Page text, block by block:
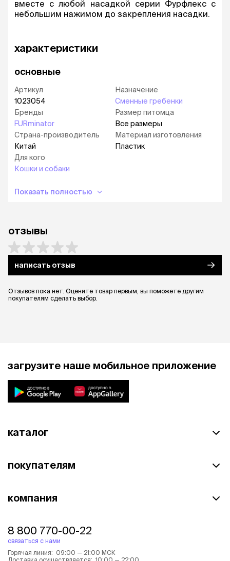
вместе с любой насадкой серии Фурфлекс с
небольшим нажимом до закрепления насадки.
характеристики
основные
Артикул
1023054
Бренды
FURminator
Страна-производитель
Китай
Для кого
Кошки и собаки
Назначение
Сменные гребенки
Размер питомца
Все размеры
Материал изготовления
Пластик
Показать полностью
отзывы
написать отзыв
Отзывов пока нет. Оцените товар первым, вы поможете другим
покупателям сделать выбор.
загрузите наше мобильное приложение
каталог
покупателям
компания
8 800 770-00-22
связаться с нами
Горячая линия: 09:00 — 21:00 МСК
Доставка осуществляется: 10:00 — 22:00